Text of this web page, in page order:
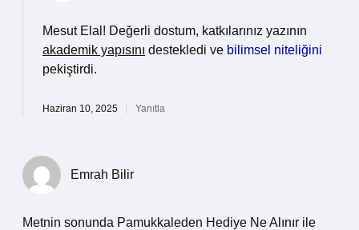
Mesut Elal! Değerli dostum, katkılarınız yazının
akademik yapısını destekledi ve bilimsel niteliğini
pekiştirdi.
Haziran 10, 2025 Yanıtla
Emrah Bilir
Metnin sonunda Pamukkaleden Hediye Ne Alınır ile